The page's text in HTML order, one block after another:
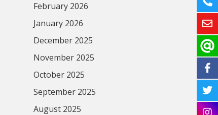
February 2026
January 2026
December 2025
November 2025
October 2025
September 2025
August 2025